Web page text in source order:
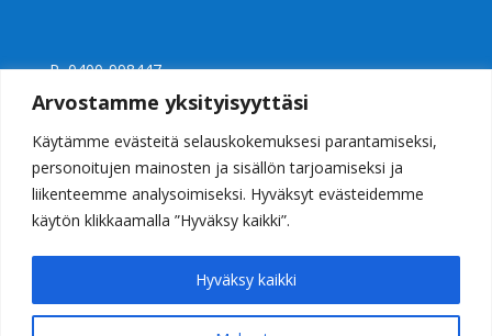
Arvostamme yksityisyyttäsi
Käytämme evästeitä selauskokemuksesi parantamiseksi,
personoitujen mainosten ja sisällön tarjoamiseksi ja
liikenteemme analysoimiseksi. Hyväksyt evästeidemme
käytön klikkaamalla ”Hyväksy kaikki”.
Hyväksy kaikki
P 0400-998447
Ly 2397240-0